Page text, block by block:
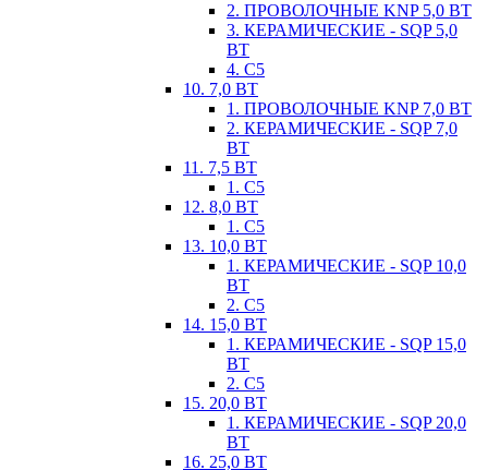
2. ПРОВОЛОЧНЫЕ KNP 5,0 ВТ
3. КЕРАМИЧЕСКИЕ - SQP 5,0
ВТ
4. С5
10. 7,0 ВТ
1. ПРОВОЛОЧНЫЕ KNP 7,0 ВТ
2. КЕРАМИЧЕСКИЕ - SQP 7,0
ВТ
11. 7,5 ВТ
1. С5
12. 8,0 ВТ
1. С5
13. 10,0 ВТ
1. КЕРАМИЧЕСКИЕ - SQP 10,0
ВТ
2. С5
14. 15,0 ВТ
1. КЕРАМИЧЕСКИЕ - SQP 15,0
ВТ
2. С5
15. 20,0 ВТ
1. КЕРАМИЧЕСКИЕ - SQP 20,0
ВТ
16. 25,0 ВТ